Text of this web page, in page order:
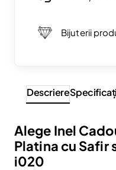
Bijuterii
Descriere
Alege Inel
Platina cu Safir
i020